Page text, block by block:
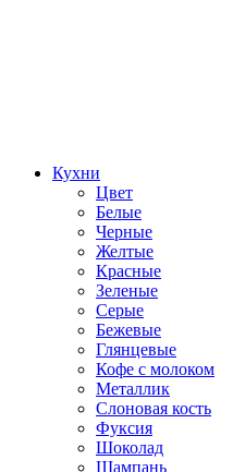
Кухни
Цвет
Белые
Черные
Желтые
Красные
Зеленые
Серые
Бежевые
Глянцевые
Кофе с молоком
Металлик
Слоновая кость
Фуксия
Шоколад
Шампань